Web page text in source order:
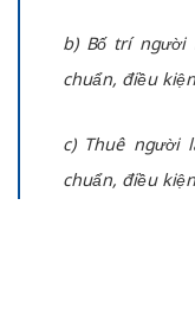
b) Bố trí
chuẩn, điều
c) Thuê
chuẩn, điều